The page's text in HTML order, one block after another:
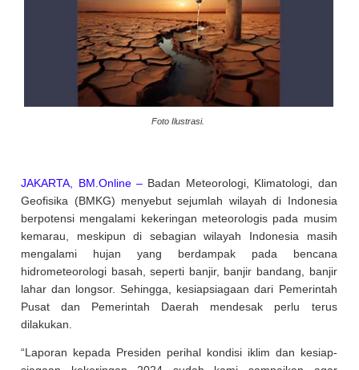
Foto Ilustrasi.
JAKARTA, BM.Online – Badan Meteorologi, Klimatologi, dan
Geofisika (BMKG) menyebut sejumlah wilayah di Indonesia
berpotensi mengalami kekeringan meteorologis pada musim
kemarau, meskipun di sebagian wilayah Indonesia masih
mengalami hujan yang berdampak pada bencana
hidrometeorologi basah, seperti banjir, banjir bandang, banjir
lahar dan longsor. Sehingga, kesiapsiagaan dari Pemerintah
Pusat dan Pemerintah Daerah mendesak perlu terus
dilakukan.
“Laporan kepada Presiden perihal kondisi iklim dan kesiap-